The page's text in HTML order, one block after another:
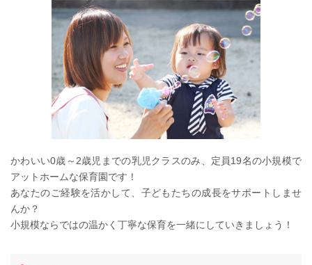
かわいい0歳～2歳児までの乳児クラスのみ、定員19名の小規模で
アットホームな保育園です！
あなたのご経験を活かして、子どもたちの成長をサポートしませ
んか？
小規模ならではの温かく丁寧な保育を一緒にしていきましょう！